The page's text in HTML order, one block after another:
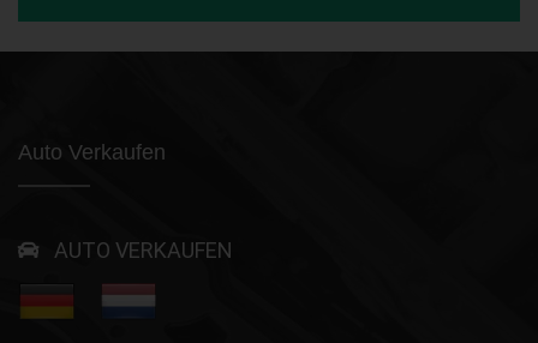
Auto Verkaufen
AUTO VERKAUFEN